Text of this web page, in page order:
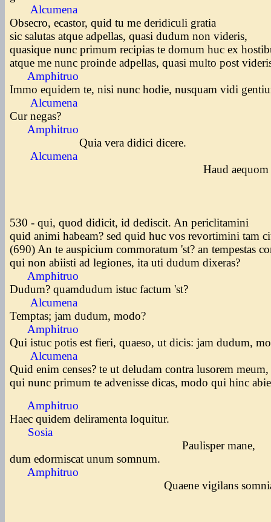
Alcumena
Obsecro, ecastor, quid tu me deridiculi gratia
sic salutas atque adpellas, quasi dudum non videris,
quasique nunc primum recipias te domum huc ex
atque me nunc proinde adpellas, quasi multo post
Amphitruo
Immo equidem te, nisi nunc hodie, nusquam vidi
Alcumena
Cur negas?
Amphitruo
Quia vera didici dicere.
Alcumena
Haud aequom
530 - qui, quod didicit, id dediscit. An periclitamini
quid animi habeam? sed quid huc vos revortimini tam
(690) An te auspicium commoratum 'st? an tempestas
qui non abiisti ad legiones, ita uti dudum dixeras?
Amphitruo
Dudum? quamdudum istuc factum 'st?
Alcumena
Temptas; jam dudum, modo?
Amphitruo
Qui istuc potis est fieri, quaeso, ut dicis: jam dudum,
Alcumena
Quid enim censes? te ut deludam contra lusorem meum,
qui nunc primum te advenisse dicas, modo qui hinc
Amphitruo
Haec quidem deliramenta loquitur.
Sosia
Paulisper mane,
dum edormiscat unum somnum.
Amphitruo
Quaene vigilans